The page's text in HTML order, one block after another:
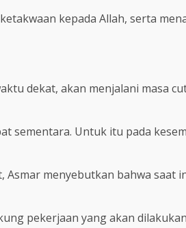
kepada Allah, serta
dekat, akan menjalani masa
sementara. Untuk itu pada
menyebutkan bahwa saat
pekerjaan yang akan